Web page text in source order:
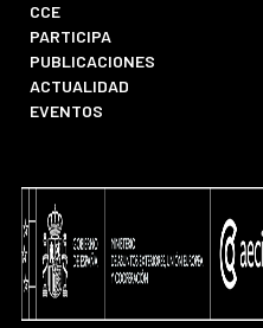
CCE
PARTICIPA
PUBLICACIONES
ACTUALIDAD
EVENTOS